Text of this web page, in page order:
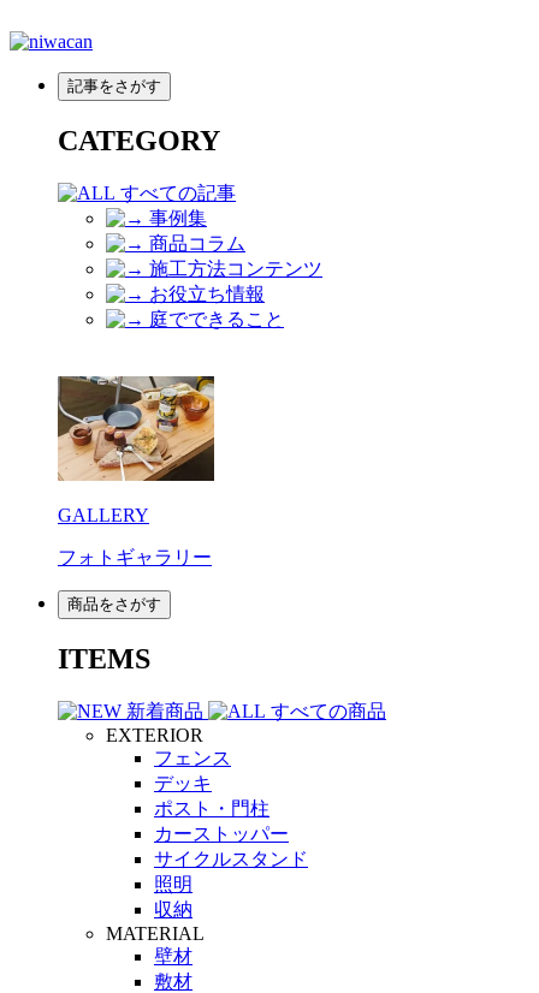
イ
記事をさがす
CATEGORY
すべての記事
事例集
商品コラム
施工方法コンテンツ
お役立ち情報
庭でできること
GALLERY
フォトギャラリー
商品をさがす
ITEMS
新着商品
すべての商品
EXTERIOR
フェンス
デッキ
ポスト・門柱
カーストッパー
サイクルスタンド
照明
収納
MATERIAL
壁材
敷材